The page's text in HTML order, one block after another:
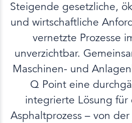
Steigende gesetzliche,
und wirtschaftliche
vernetzte Prozesse
unverzichtbar.
Maschinen- und
Q Point eine
integrierte Lösung für
Asphaltprozess – von